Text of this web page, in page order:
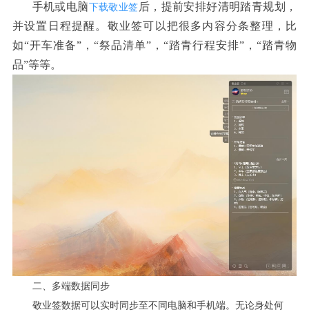
手机或电脑下载敬业签后，提前安排好清明踏青规划，
并设置日程提醒。敬业签可以把很多内容分条整理，比
如“开车准备”，“祭品清单”，“踏青行程安排”，“踏青物
品”等等。
二、多端数据同步
敬业签数据可以实时同步至不同电脑和手机端。无论身处何